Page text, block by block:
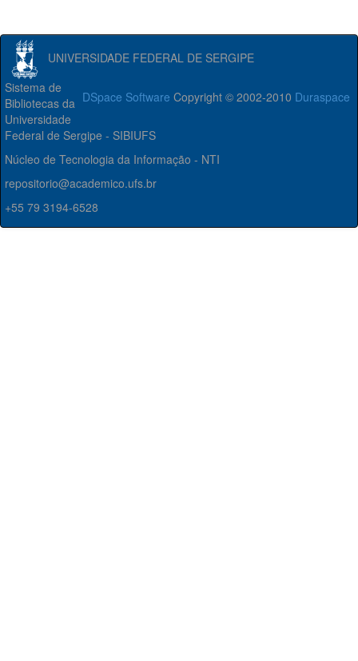
UNIVERSIDADE FEDERAL DE SERGIPE
DSpace Software Copyright © 2002-2010 Duraspace
Sistema de
Bibliotecas da
Universidade
Federal de Sergipe - SIBIUFS
Núcleo de Tecnologia da Informação - NTI
repositorio@academico.ufs.br
+55 79 3194-6528